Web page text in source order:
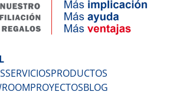
SERVICIOSPRODUCTOS
PROYECTOSBLOG